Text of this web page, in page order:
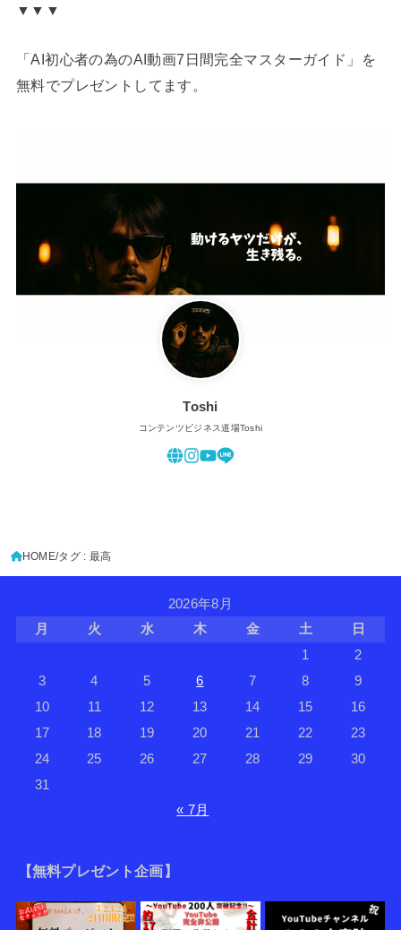
▼▼▼
「AI初心者の為のAI動画7日間完全マスターガイド」を
無料でプレゼントしてます。
Toshi
コンテンツビジネス道場Toshi
HOME タグ : 最高
2026年8月
月
火 水 木 金 土
日
1
2
3
4 5 6 7 8
9
10
11 12 13 14 15
16
17
18 19 20 21 22
23
24
25 26 27 28 29
30
31
« 7月
【無料プレゼント企画】